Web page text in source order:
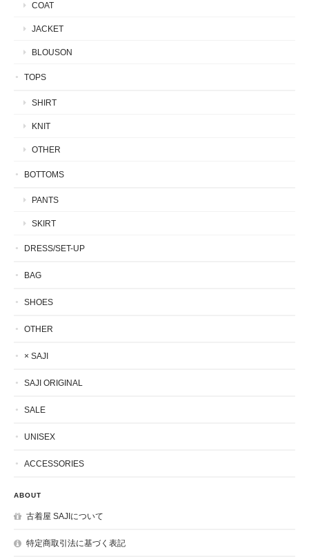
COAT
JACKET
BLOUSON
TOPS
SHIRT
KNIT
OTHER
BOTTOMS
PANTS
SKIRT
DRESS/SET-UP
BAG
SHOES
OTHER
× SAJI
SAJI ORIGINAL
SALE
UNISEX
ACCESSORIES
ABOUT
古着屋 SAJIについて
特定商取引法に基づく表記